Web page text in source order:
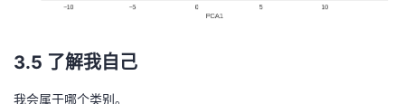
3.5 了解我自己
我会属于哪个类别。